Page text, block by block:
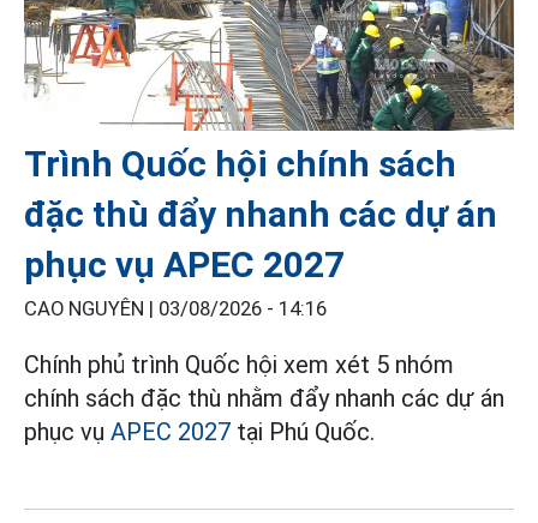
Trình Quốc hội chính sách
đặc thù đẩy nhanh các dự án
phục vụ APEC 2027
CAO NGUYÊN | 03/08/2026 - 14:16
Chính phủ trình Quốc hội xem xét 5 nhóm
chính sách đặc thù nhằm đẩy nhanh các dự án
phục vụ APEC 2027 tại Phú Quốc.